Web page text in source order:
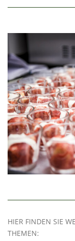
HIER FINDEN SIE
THEMEN: